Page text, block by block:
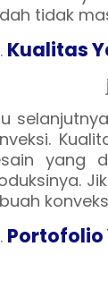
tidak
Kualitas
yang
Portofolio